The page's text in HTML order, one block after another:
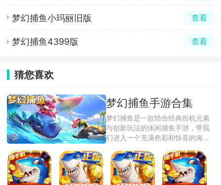
梦幻捕鱼小玛丽旧版 查看
梦幻捕鱼4399版 查看
猜您喜欢
梦幻捕鱼手游合集
梦幻捕鱼是一款结合经典街机元素
与创新玩法的休闲捕鱼手游，带我
们进入一个充满色彩和惊喜的海洋